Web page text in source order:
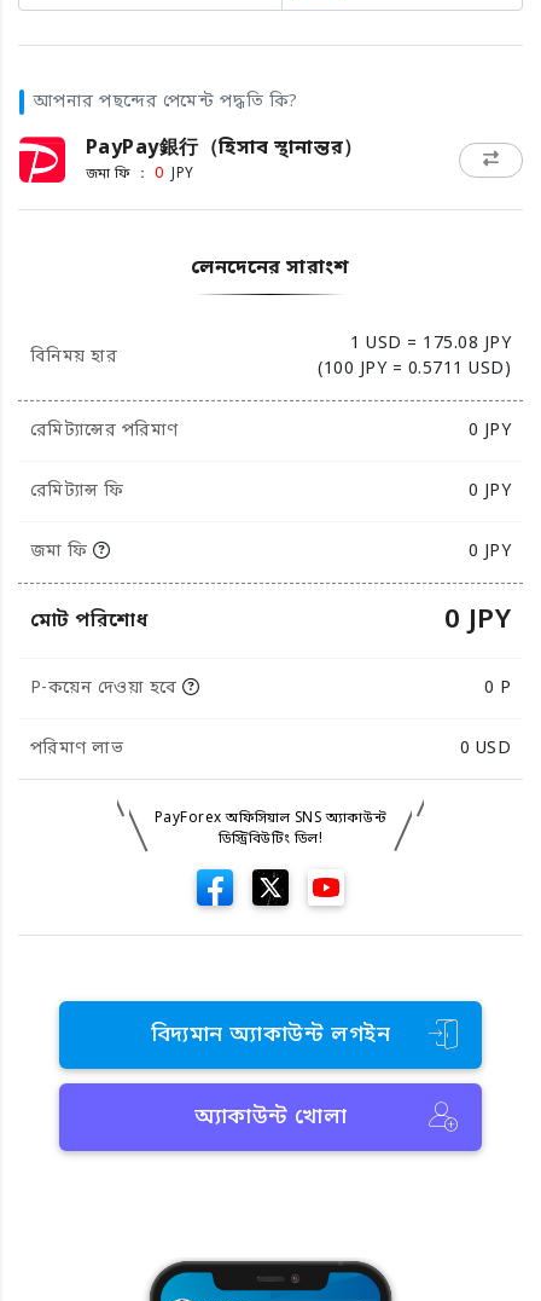
আপনার পছন্দের পেমেন্ট পদ্ধতি কি?
PayPay銀行（হিসাব স্থানান্তর）
জমা ফি ： 0 JPY
লেনদেনের সারাংশ
বিনিময় হার
1 USD = 175.08 JPY
(100 JPY = 0.5711 USD)
রেমিট্যান্সের পরিমাণ 0 JPY
রেমিট্যান্স ফি 0 JPY
জমা ফি 0 JPY
মোট পরিশোধ 0 JPY
P-কয়েন দেওয়া হবে 0 P
পরিমাণ লাভ 0 USD
PayForex অফিসিয়াল SNS অ্যাকাউন্ট
ডিস্ট্রিবিউটিং ডিল!
বিদ্যমান অ্যাকাউন্ট লগইন
অ্যাকাউন্ট খোলা